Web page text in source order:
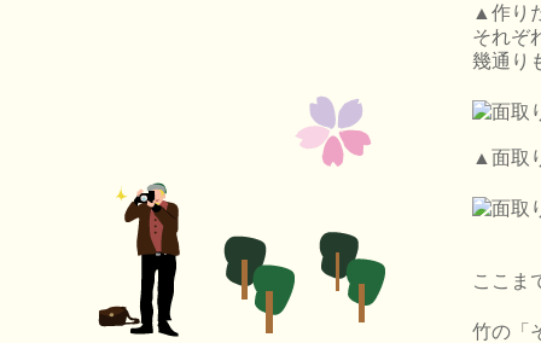
▲作り
それぞ
幾通り
▲面取
ここま
竹の「